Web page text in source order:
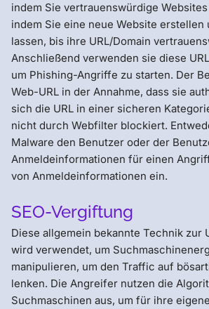
indem Sie vertrauenswürdige
indem Sie eine neue Website erstellen
lassen, bis ihre URL/Domain
Anschließend verwenden sie diese
um Phishing-Angriffe zu starten. Der
Web-URL in der Annahme, dass sie
sich die URL in einer sicheren
nicht durch Webfilter blockiert.
Malware den Benutzer oder der
Anmeldeinformationen für einen
von Anmeldeinformationen ein.
SEO-Vergiftung
Diese allgemein bekannte Technik zur
wird verwendet, um
manipulieren, um den Traffic auf
lenken. Die Angreifer nutzen die
Suchmaschinen aus, um für ihre